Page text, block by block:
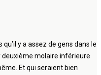
y a assez de gens dans le
molaire inférieure
Et qui seraient bien